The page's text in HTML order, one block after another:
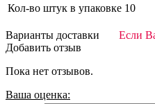
Кол-во штук в упаковке 10
Варианты доставки
Если
Добавить отзыв
Пока нет отзывов.
Ваша оценка: